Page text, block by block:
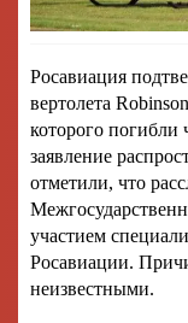
Росавиация
вертолета
которого погибли
заявление
отметили, что
участием
Росавиации.
неизвестными.